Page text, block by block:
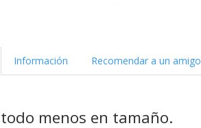
Información Recomendar a un amigo
menos en tamaño.